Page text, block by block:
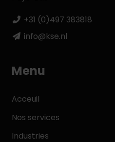
+31 (0)497 383818
info@kse.nl
Menu
Acceuil
Nos services
Industries